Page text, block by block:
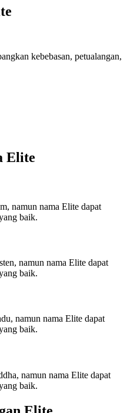
kebebasan, petualangan,
Elite
namun nama Elite dapat
baik.
namun nama Elite dapat
baik.
namun nama Elite dapat
baik.
namun nama Elite dapat
baik.